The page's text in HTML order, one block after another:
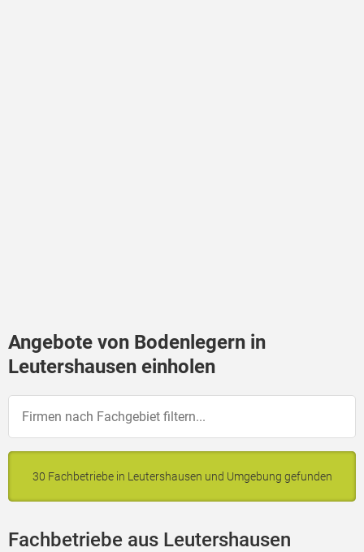
Angebote von Bodenlegern in
Leutershausen einholen
30 Fachbetriebe in Leutershausen und Umgebung gefunden
Fachbetriebe aus Leutershausen